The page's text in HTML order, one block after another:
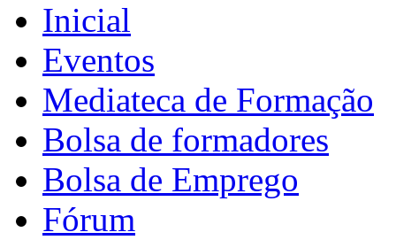
Inicial
Eventos
Mediateca de Formação
Bolsa de formadores
Bolsa de Emprego
Fórum